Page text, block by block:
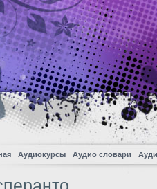
Аудиокурсы Аудио словари